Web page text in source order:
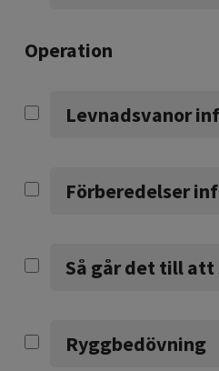
Operation
Levnadsvanor
Förberedelser
Så går det till att
Ryggbedövning